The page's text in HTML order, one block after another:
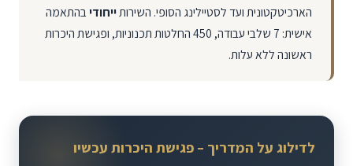
הארכיטקטונית ועד לסטיילינג הסופי. השירותייחודיבהתאמה
אישית: 7 שלבי עבודה, 450 החלטות תכנוניות, ופגישת היכרות
ראשונה ללא עלות.
לדילוג על המדריך – פגישת היכרות עכשיו